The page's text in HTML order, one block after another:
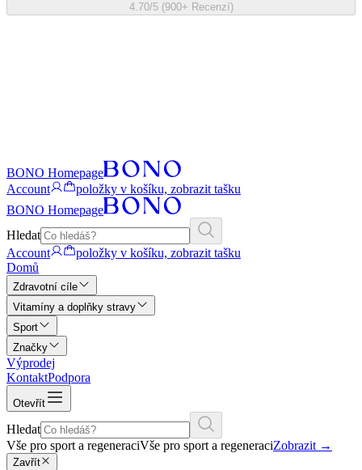
4.70/5 (900+ Recenzí)
BONO Homepage
Account
položky v košíku, zobrazit tašku
BONO Homepage
Hledat
Account
položky v košíku, zobrazit tašku
Domů
Zdravotní cíle
Vitamíny a doplňky stravy
Sport
Značky
Výprodej
KontaktPodpora
Otevřít
Hledat
Vše pro sport a regeneraciVše pro sport a regeneraciZobrazit →
Zavřít